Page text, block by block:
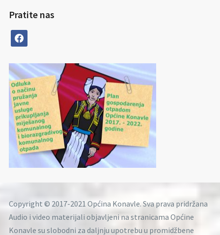
Pratite nas
facebook
Copyright © 2017-2021 Općina Konavle. Sva prava pridržana
Audio i video materijali objavljeni na stranicama Općine
Konavle su slobodni za daljnju upotrebu u promidžbene